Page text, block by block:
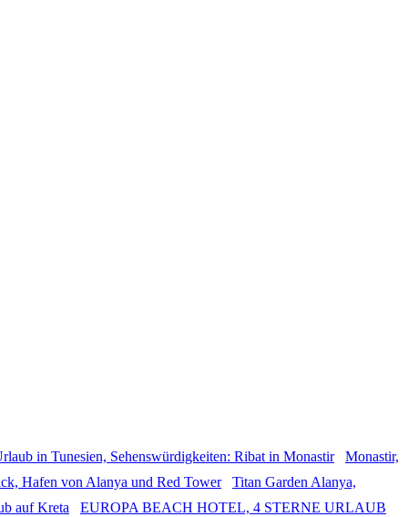
Monastir,
Titan Garden Alanya,
EUROPA BEACH HOTEL, 4 STERNE URLAUB